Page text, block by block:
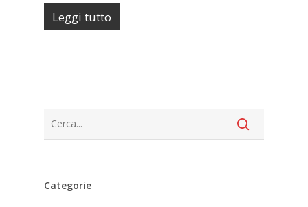
Leggi tutto
Categorie